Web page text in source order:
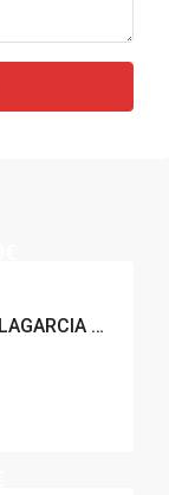
CHALET EN VENTA EN RUBIANS, VILAGARCIA DE AROUSA